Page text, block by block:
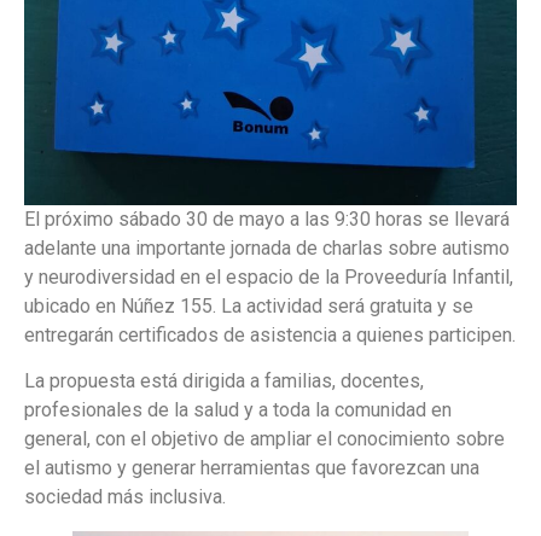
El próximo sábado 30 de mayo a las 9:30 horas se llevará
adelante una importante jornada de charlas sobre autismo
y neurodiversidad en el espacio de la Proveeduría Infantil,
ubicado en Núñez 155. La actividad será gratuita y se
entregarán certificados de asistencia a quienes participen.
La propuesta está dirigida a familias, docentes,
profesionales de la salud y a toda la comunidad en
general, con el objetivo de ampliar el conocimiento sobre
el autismo y generar herramientas que favorezcan una
sociedad más inclusiva.